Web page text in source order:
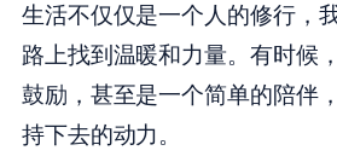
生活不仅仅是一个人的修行，
路上找到温暖和力量。有时候
鼓励，甚至是一个简单的陪伴
持下去的动力。